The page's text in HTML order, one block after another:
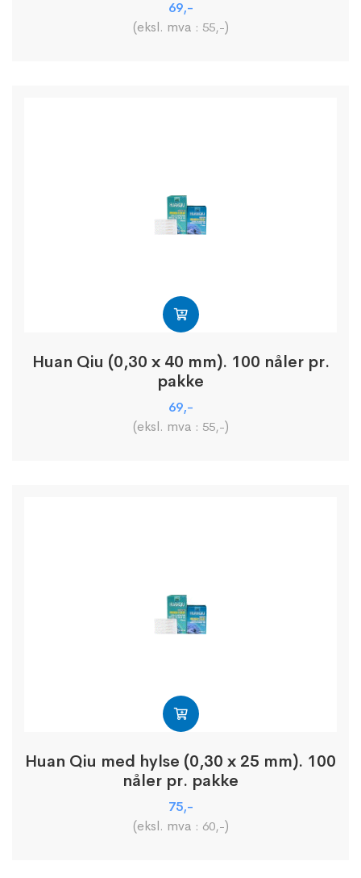
69,-
(eksl. mva : 55,-)
Huan Qiu (0,30 x 40 mm). 100 nåler pr.
pakke
69,-
(eksl. mva : 55,-)
Huan Qiu med hylse (0,30 x 25 mm). 100
nåler pr. pakke
75,-
(eksl. mva : 60,-)